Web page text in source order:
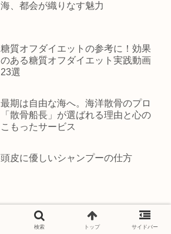
海、都会が織りなす魅力
糖質オフダイエットの参考に！効果
のある糖質オフダイエット実践動画
23選
最期は自由な海へ。海洋散骨のプロ
「散骨船長」が選ばれる理由と心の
こもったサービス
頭皮に優しいシャンプーの仕方
ヨガするなら参考になる人気
YouTubeチャンネル19選
検索 トップ サイドバー